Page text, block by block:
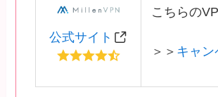
公式サイト
こちらの
＞＞ キャ